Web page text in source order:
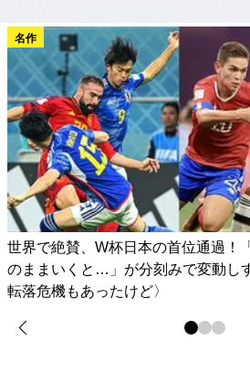
名作
世界で絶賛、W杯日本の首位通過！
のままいくと…」が分刻みで変動し
転落危機もあったけど〉